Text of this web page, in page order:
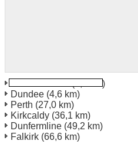
(3,3 km)
Dundee (4,6 km)
Perth (27,0 km)
Kirkcaldy (36,1 km)
Dunfermline (49,2 km)
Falkirk (66,6 km)